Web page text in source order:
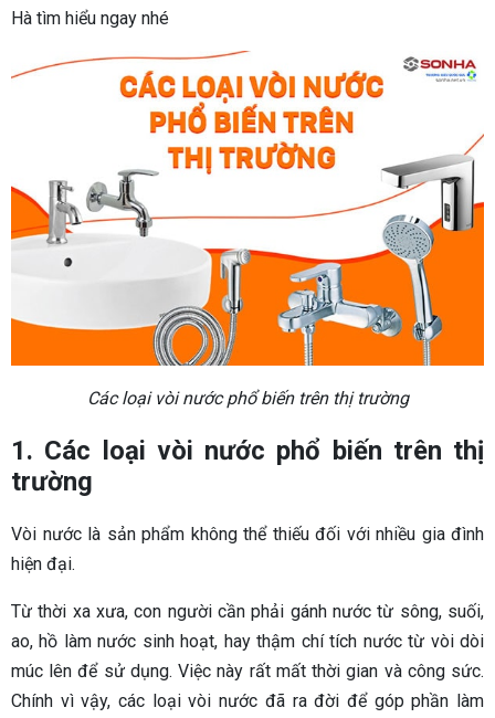
Hà tìm hiểu ngay nhé
Các loại vòi nước phổ biến trên thị trường
1. Các loại vòi nước phổ biến trên thị
trường
Vòi nước là sản phẩm không thể thiếu đối với nhiều gia đình
hiện đại.
Từ thời xa xưa, con người cần phải gánh nước từ sông, suối,
ao, hồ làm nước sinh hoạt, hay thậm chí tích nước từ vòi dòi
múc lên để sử dụng. Việc này rất mất thời gian và công sức.
Chính vì vậy, các loại vòi nước đã ra đời để góp phần làm